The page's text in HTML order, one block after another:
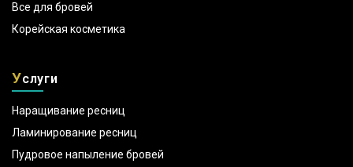
Все для бровей
Корейская косметика
Услуги
Наращивание ресниц
Ламинирование ресниц
Пудровое напыление бровей